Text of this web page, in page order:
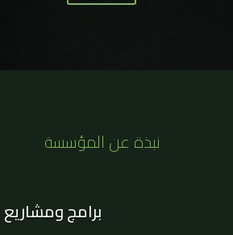
نبذة عن المؤسسة
برامج ومشاريع